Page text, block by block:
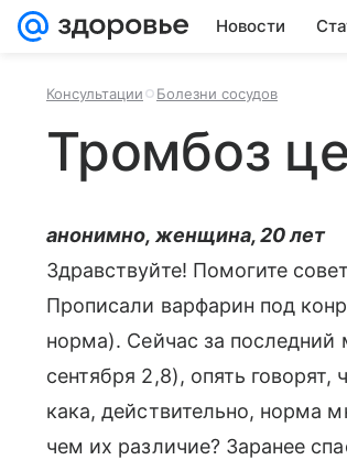
Новости
Консультации Болезни сосудов
Тромбоз
анонимно, женщина, 20 лет
Здравствуйте! Помогите
Прописали варфарин под
норма). Сейчас за последний
сентября 2,8), опять
кака, действительно, норма
чем их различие? Заранее